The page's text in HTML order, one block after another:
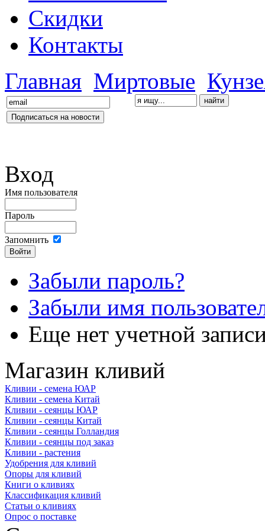
Скидки
Контакты
Главная Миртовые
Вход
Имя пользователя
Пароль
Запомнить
Забыли пароль?
Забыли имя
Еще нет учетной
Магазин кливий
Кливии - семена ЮАР
Кливии - семена Китай
Кливии - сеянцы ЮАР
Кливии - сеянцы Китай
Кливии - сеянцы Голландия
Кливии - сеянцы под заказ
Кливии - растения
Удобрения для кливий
Опоры для кливий
Книги о кливиях
Классификация кливий
Статьи о кливиях
Опрос о поставке